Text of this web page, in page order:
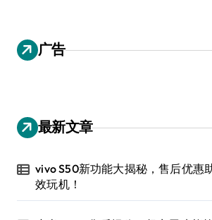
广告
最新文章
vivo S50新功能大揭秘，售后优惠
效玩机！